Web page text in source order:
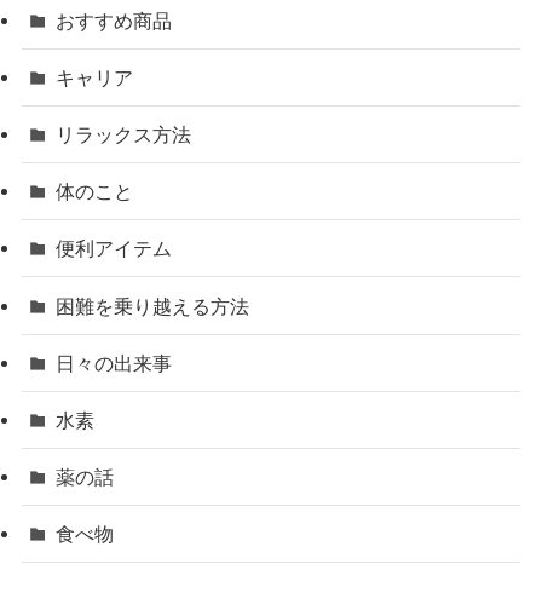
おすすめ商品
キャリア
リラックス方法
体のこと
便利アイテム
困難を乗り越える方法
日々の出来事
水素
薬の話
食べ物